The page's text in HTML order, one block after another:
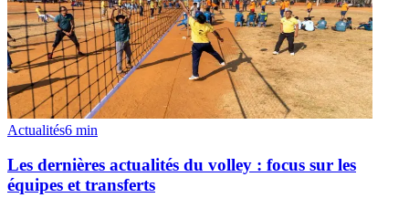
Actualités6 min
Les dernières actualités du volley : focus sur les
équipes et transferts